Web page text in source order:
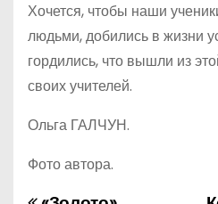
Хочется, чтобы наши
людьми, добились в жизни
гордились, что вышли из
своих учителей.
Ольга ГАЛЧУН.
Фото автора.